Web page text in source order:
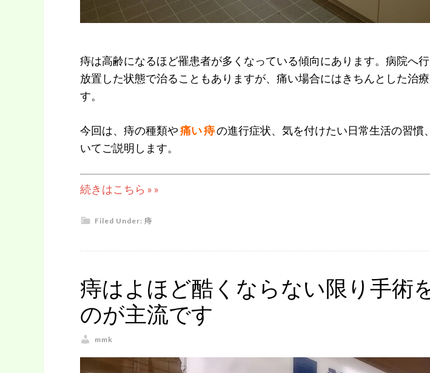
痔は高齢になるほど罹患者が多くなっている傾向にあります。病院へ
放置した状態で治ることもありますが、痛い場合にはきちんとした治
す。
今回は、痔の種類や痛い 痔の進行症状、気を付けたい日常生活の習慣
いてご説明します。
続きはこちら » »
Filed Under: 痔
痔はよほど酷くならない限り手術
のが主流です
mmk